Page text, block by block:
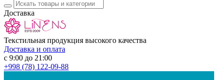
Доставка
Текстильная продукция высокого качества
Доставка и оплата
с 9:00 до 21:00
+998 (78) 122-09-88